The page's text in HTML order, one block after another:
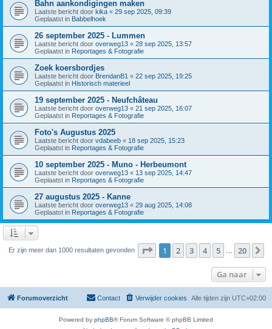
Bahn aankondigingen maken
Laatste bericht door kika « 29 sep 2025, 09:39
Geplaatst in Babbelhoek
26 september 2025 - Lummen
Laatste bericht door overweg13 « 28 sep 2025, 13:57
Geplaatst in Reportages & Fotografie
Zoek koersbordjes
Laatste bericht door BrendanB1 « 22 sep 2025, 19:25
Geplaatst in Historisch materieel
19 september 2025 - Neufchâteau
Laatste bericht door overweg13 « 21 sep 2025, 16:07
Geplaatst in Reportages & Fotografie
Foto's Augustus 2025
Laatste bericht door vdabeeb « 18 sep 2025, 15:23
Geplaatst in Reportages & Fotografie
10 september 2025 - Muno - Herbeumont
Laatste bericht door overweg13 « 13 sep 2025, 14:47
Geplaatst in Reportages & Fotografie
27 augustus 2025 - Kanne
Laatste bericht door overweg13 « 29 aug 2025, 14:08
Geplaatst in Reportages & Fotografie
Er zijn meer dan 1000 resultaten gevonden Pagina van 20
1 2 3 4 5 20
Ga naar
Forumoverzicht Alle tijden zijn UTC+02:00
Verwijder cookies
Contact
Powered by phpBB® Forum Software © phpBB Limited